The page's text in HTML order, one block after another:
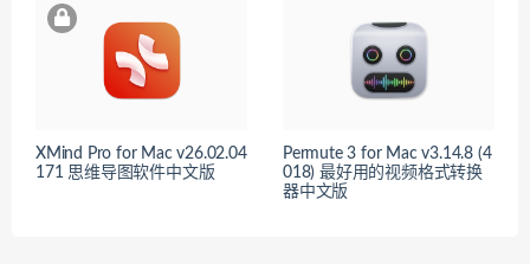
XMind Pro for Mac v26.02.04
171 思维导图软件中文版
Permute 3 for Mac v3.14.8 (4
018) 最好用的视频格式转换
器中文版